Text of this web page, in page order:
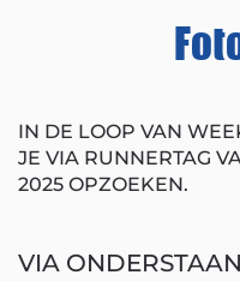
IN DE LOOP VAN
JE VIA RUNNERTAG
2025 OPZOEKEN.
VIA